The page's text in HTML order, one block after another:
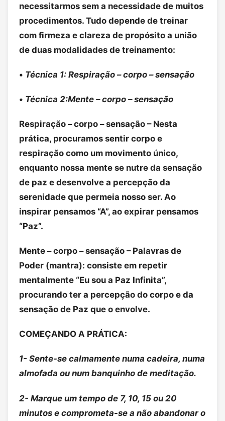
necessitarmos sem a necessidade de muitos
procedimentos. Tudo depende de treinar
com firmeza e clareza de propósito a união
de duas modalidades de treinamento:
• Técnica 1: Respiração – corpo – sensação
• Técnica 2:Mente – corpo – sensação
Respiração – corpo – sensação – Nesta
prática, procuramos sentir corpo e
respiração como um movimento único,
enquanto nossa mente se nutre da sensação
de paz e desenvolve a percepção da
serenidade que permeia nosso ser. Ao
inspirar pensamos “A”, ao expirar pensamos
“Paz”.
Mente – corpo – sensação – Palavras de
Poder (mantra): consiste em repetir
mentalmente “Eu sou a Paz Infinita”,
procurando ter a percepção do corpo e da
sensação de Paz que o envolve.
COMEÇANDO A PRÁTICA:
1- Sente-se calmamente numa cadeira, numa
almofada ou num banquinho de meditação.
2- Marque um tempo de 7, 10, 15 ou 20
minutos e comprometa-se a não abandonar o